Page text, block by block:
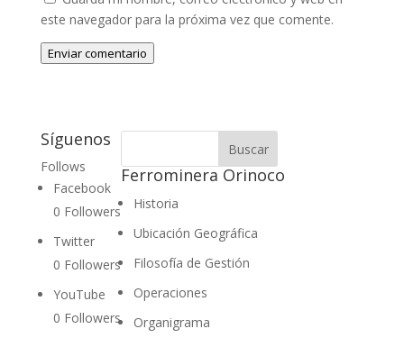
este navegador para la próxima vez que comente.
Enviar comentario
Síguenos
Follows
Facebook
0 Followers
Twitter
0 Followers
YouTube
0 Followers
Ferrominera Orinoco
Historia
Ubicación Geográfica
Filosofía de Gestión
Operaciones
Organigrama